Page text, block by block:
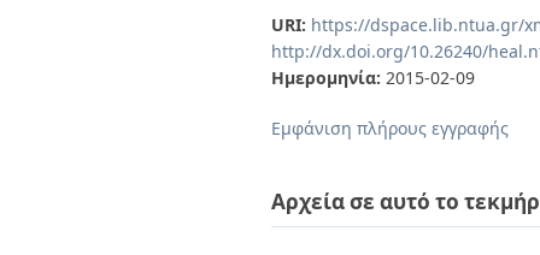
URI: https://dspace.lib.ntua.gr/
http://dx.doi.org/10.26240/
Ημερομηνία: 2015-02-09
Εμφάνιση πλήρους εγγραφής
Αρχεία σε αυτό το